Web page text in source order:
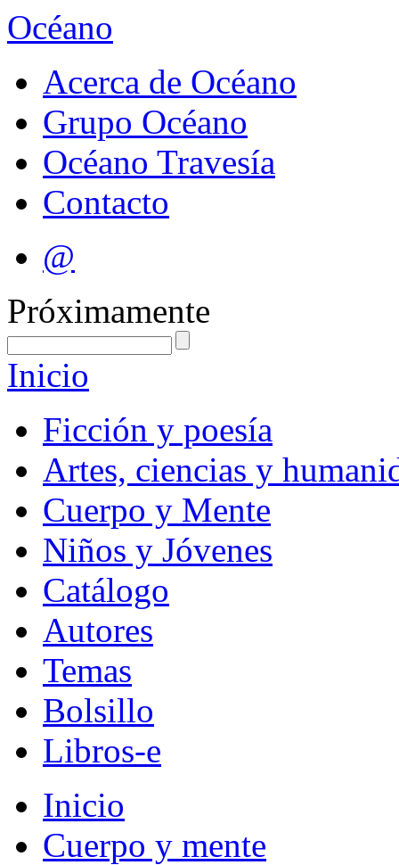
Océano
Acerca de Océano
Grupo Océano
Océano Travesía
Contacto
@
Próximamente
Inicio
Ficción y poesía
Artes, ciencias y
Cuerpo y Mente
Niños y Jóvenes
Catálogo
Autores
Temas
Bolsillo
Libros-e
Inicio
Cuerpo y mente